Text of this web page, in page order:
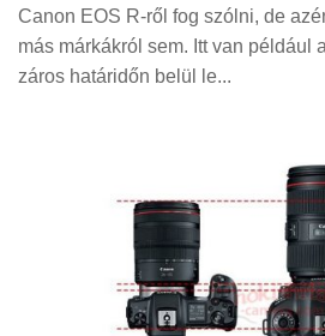
Canon EOS R-ről fog szólni, de
más márkákról sem. Itt van például
záros határidőn belül le...